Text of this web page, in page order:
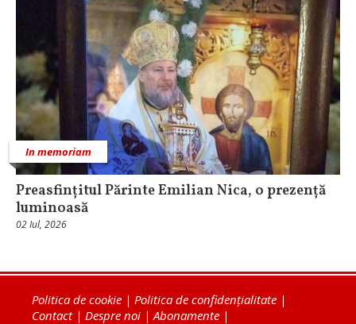
In memoriam
Preasfințitul Părinte Emilian Nica, o prezență
luminoasă
02 Iul, 2026
Politica de cookie | Politica de confidențialitate |
Contact| Despre noi | Abonamente |